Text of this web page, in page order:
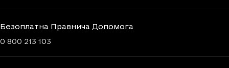
Безоплатна Правнича Допомога
0 800 213 103